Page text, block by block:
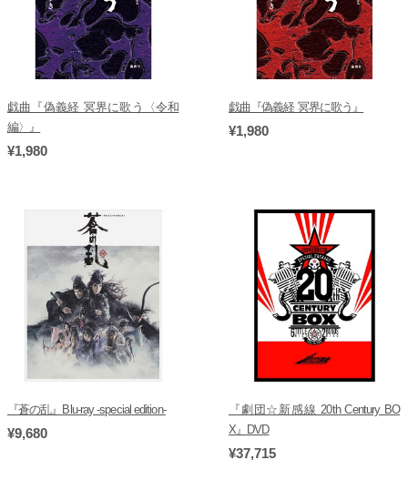
戯曲『偽義経 冥界に歌う〈令和
編〉』
¥1,980
戯曲『偽義経 冥界に歌う』
¥1,980
『蒼の乱』Blu-ray -special edition-
¥9,680
『劇団☆新感線 20th Century BO
X』DVD
¥37,715